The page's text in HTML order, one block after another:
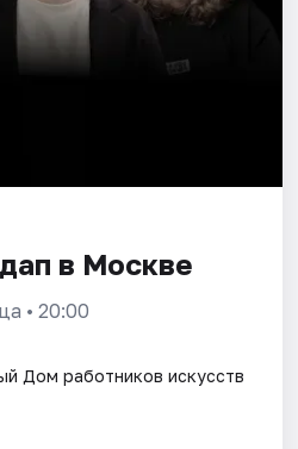
в Москве
• 20:00
Дом работников искусств